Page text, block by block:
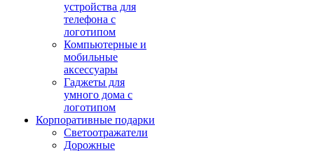
устройства для
телефона с
логотипом
Компьютерные и
мобильные
аксессуары
Гаджеты для
умного дома с
логотипом
Корпоративные подарки
Светоотражатели
Дорожные